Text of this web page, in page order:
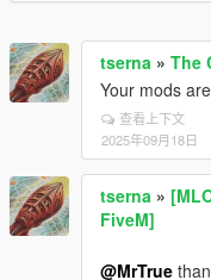
tserna » The
Your mods
查看上下文
2025年09月18日
tserna »
FiveM]
@MrTrue